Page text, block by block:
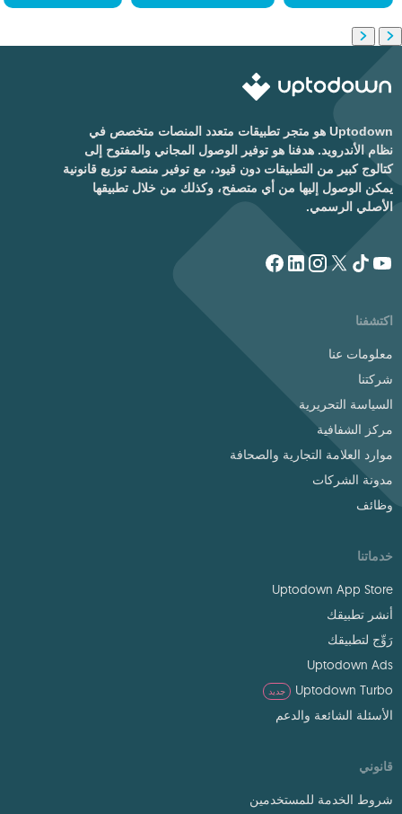
Uptodown هو متجر تطبيقات متعدد المنصات متخصص في
نظام الأندرويد. هدفنا هو توفير الوصول المجاني والمفتوح إلى
كتالوج كبير من التطبيقات دون قيود، مع توفير منصة توزيع قانونية
يمكن الوصول إليها من أي متصفح، وكذلك من خلال تطبيقها
الأصلي الرسمي.
اكتشفنا
معلومات عنا
شركتنا
السياسة التحريرية
مركز الشفافية
موارد العلامة التجارية والصحافة
مدونة الشركات
وظائف
خدماتنا
Uptodown App Store
أنشر تطبيقك
رَوِّج لتطبيقك
Uptodown Ads
Uptodown Turbo
جديد
الأسئلة الشائعة والدعم
قانوني
شروط الخدمة للمستخدمين